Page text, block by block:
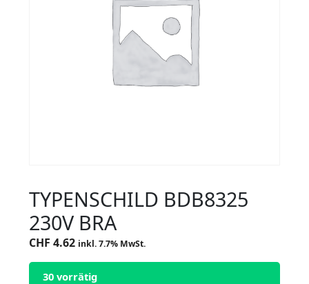
TYPENSCHILD BDB8325
230V BRA
CHF 4.62 inkl. 7.7% MwSt.
30 vorrätig